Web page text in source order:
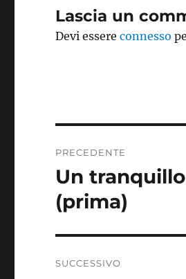
Lascia un
Devi essereconnesso
articoli
PRECEDENTE
Articolo
precedente:
Un
(prima)
SUCCESSIVO